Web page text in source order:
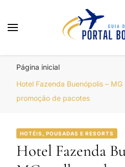
Página inicial
Hotel Fazenda Buenópolis –
promoção de pacotes
HOTÉIS, POUSADAS E RESORTS
Hotel Fazenda